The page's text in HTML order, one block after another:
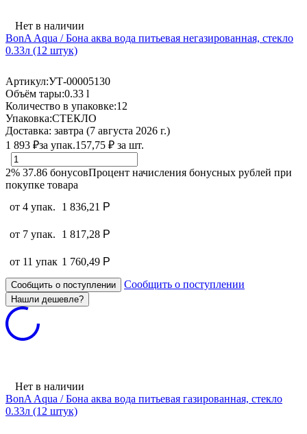
Нет в наличии
BonA Aqua / Бона аква вода питьевая негазированная, стекло
0.33л (12 штук)
Артикул:УТ-00005130
Объём тары:0.33 l
Количество в упаковке:12
Упаковка:СТЕКЛО
Доставка: завтра (7 августа 2026 г.)
1 893 ₽за упак.157,75 ₽ за шт.
2% 37.86 бонусовПроцент начисления бонусных рублей при
покупке товара
от 4 упак.
1 836,21 Р
от 7 упак. 1 817,28 Р
от 11 упак 1 760,49 Р
Сообщить о поступлении Сообщить о поступлении
Нет в наличии
BonA Aqua / Бона аква вода питьевая газированная, стекло
0.33л (12 штук)